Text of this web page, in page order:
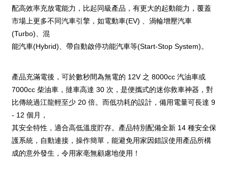
配高效率充放電能力，比起同級產品，有更大的起動能力，覆蓋
市場上更多不同汽車引擎，如電動車(EV) 、渦輪增壓汽車
(Turbo)、混
能汽車(Hybrid)、帶自動啟停功能汽車等(Start-Stop System)。
產品充滿電後，可於數秒間為無電的 12V 之 8000cc 汽油車或
7000cc 柴油車，撻車高達 30 次，是便攜式的迷你救車神器，對
比傳統過江龍輕至少 20 倍。而低功耗的設計，備用電量可長達 9
- 12 個月，
其安全特性，適合高低溫度貯存。產品特別配備全新 14 種安全保
護系統，自動連接，操作簡單，能避免用家因錯誤使用產品所構
成的意外發生，令用家亳無顧慮地使用！